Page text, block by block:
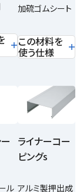
加硫ゴムシート
この材料を
使う仕様
ル
ライナーコー
ピングs
アルミ製押出成